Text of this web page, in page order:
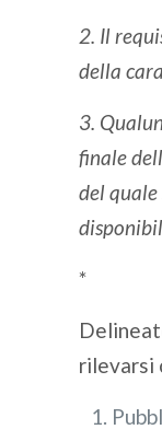
2. Il
della
3.
finale
del
*
rilevarsi